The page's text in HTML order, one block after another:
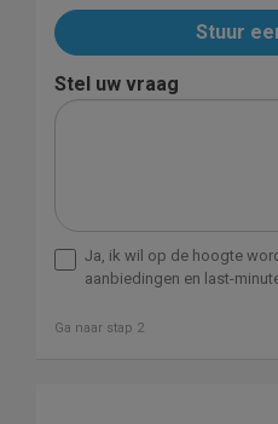
LIefs Robin en ManônStuur
Stel uw vraag
Ja, ik wil op de hoogte
aanbiedingen en last-
Ga naar stap 2